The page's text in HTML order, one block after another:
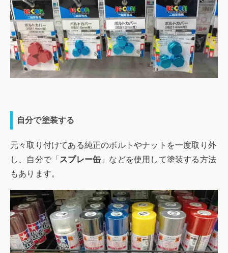
自分で塗装する
元々取り付けてある純正のボルトやナットを一度取り外
し、自分で「 スプレー缶 」などを使用して塗装する方法
もあります。